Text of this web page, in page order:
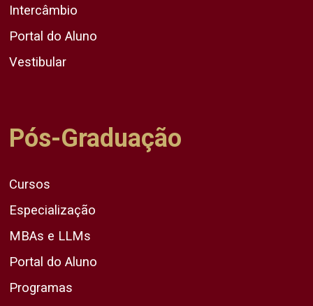
Intercâmbio
Portal do Aluno
Vestibular
Pós-Graduação
Cursos
Especialização
MBAs e LLMs
Portal do Aluno
Programas